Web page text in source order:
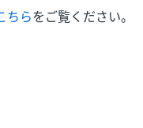
ちらをご覧ください。